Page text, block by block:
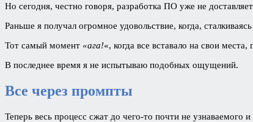
Но сегодня, честно говоря, разработка ПО уже не
Раньше я получал огромное удовольствие, когда,
Тот самый момент «ага!«, когда все вставало на свои
В последнее время я не испытываю подобных ощущений.
Все через промпты
Теперь весь процесс сжат до чего-то почти не узнаваемого